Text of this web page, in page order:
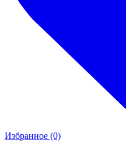
Избранное (0)